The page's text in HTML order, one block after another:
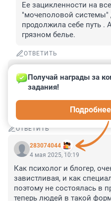
Ее зацикленности на
"мочеполовой системы"
продолжила себе путь .
грязном белье.
ОТВЕТИТЬ
4 мая 2025, 11:32
Вероника Степанова
Ленинграде)) . Об этом
своём YouTube канале.
ОТВЕТИТЬ
283074044
Получай награды за
задания!
4 мая 2025, 10:19
Как психолог и блогер,
завистливая, и как
поэтому не состоялась в
теперь людей в такой